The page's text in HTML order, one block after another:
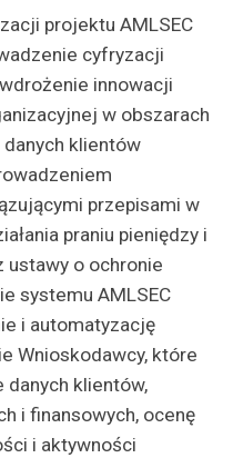
projektu AMLSEC
cyfryzacji
innowacji
w obszarach
klientów
przepisami w
praniu pieniędzy i
ustawy o ochronie
systemu AMLSEC
i automatyzację
Wnioskodawcy, które
danych klientów,
i finansowych, ocenę
i aktywności